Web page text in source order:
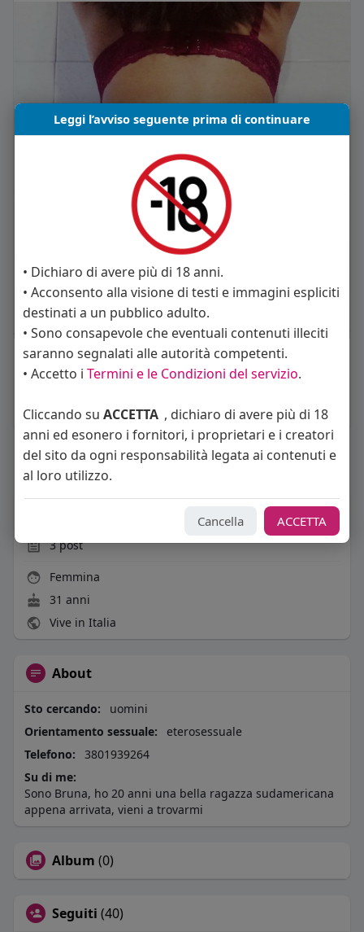
Mi piace Commento Condividi
Carica piu notizie
3post
Femmina
31 anni
Vive in Italia
About
Sto cercando:
uomini
Orientamento sessuale:
eterosessuale
Telefono:
3801939264
Su di me:
Sono Bruna, ho 20 anni una bella ragazza sudamericana
appena arrivata, vieni a trovarmi
Album (0)
Seguiti (40)
Leggi l’avviso seguente prima di continuare
• Dichiaro di avere più di 18 anni.
• Acconsento alla visione di testi e immagini espliciti
destinati a un pubblico adulto.
• Sono consapevole che eventuali contenuti illeciti
saranno segnalati alle autorità competenti.
• Accetto i Termini e le Condizioni del servizio.
Cliccando su ACCETTA , dichiaro di avere più di 18
anni ed esonero i fornitori, i proprietari e i creatori
del sito da ogni responsabilità legata ai contenuti e
al loro utilizzo.
Cancella ACCETTA